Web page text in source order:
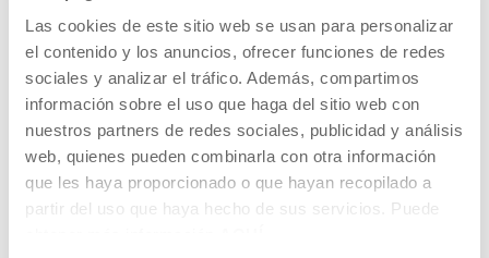
Las cookies de este sitio web se usan para personalizar
el contenido y los anuncios, ofrecer funciones de redes
sociales y analizar el tráfico. Además, compartimos
información sobre el uso que haga del sitio web con
nuestros partners de redes sociales, publicidad y análisis
web, quienes pueden combinarla con otra información
que les haya proporcionado o que hayan recopilado a
partir del uso que haya hecho de sus servicios. Puede
Ibon Roman Mata (Abadiño 1977) Ingeniero Mecánico con
amplia experiencia en I...
MÁS INFORMACIÓN